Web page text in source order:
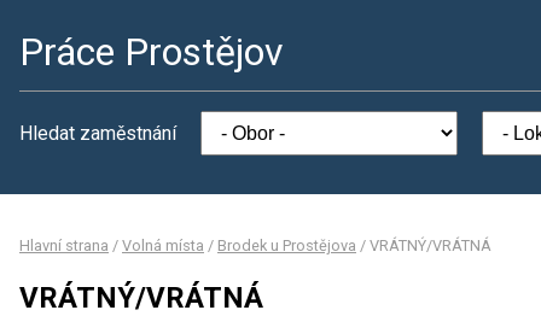
Práce Prostějov
Hledat zaměstnání
Hlavní strana / Volná místa / Brodek u Prostějova / VRÁTNÝ/VRÁTNÁ
VRÁTNÝ/VRÁTNÁ